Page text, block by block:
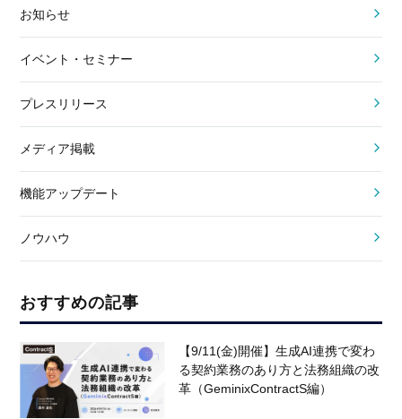
お知らせ
イベント・セミナー
プレスリリース
メディア掲載
機能アップデート
ノウハウ
おすすめの記事
【9/11(金)開催】生成AI連携で変わ
る契約業務のあり方と法務組織の改
革（GeminixContractS編）